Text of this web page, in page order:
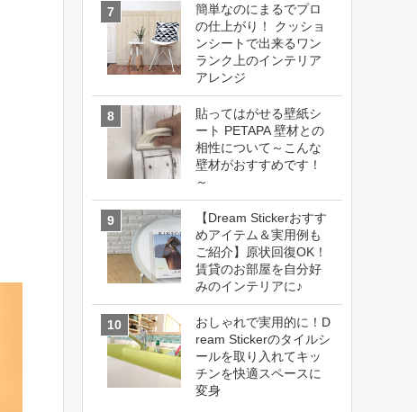
簡単なのにまるでプロ
の仕上がり！ クッショ
ンシートで出来るワン
ランク上のインテリア
アレンジ
貼ってはがせる壁紙シ
ート PETAPA 壁材との
相性について～こんな
壁材がおすすめです！
～
【Dream Stickerおすす
めアイテム＆実用例も
ご紹介】原状回復OK！
賃貸のお部屋を自分好
みのインテリアに♪
おしゃれで実用的に！D
ream Stickerのタイルシ
ールを取り入れてキッ
チンを快適スペースに
変身